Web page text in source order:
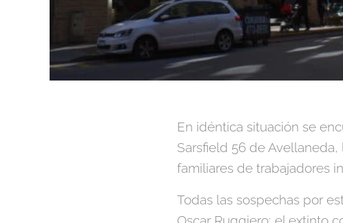
En idéntica situación se
Sarsfield 56 de
familiares de trabajadores
Todas las sospechas por
Oscar Ruggiero; el extinto